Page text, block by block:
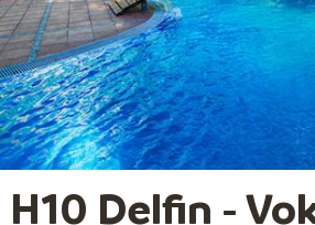
Delfin -